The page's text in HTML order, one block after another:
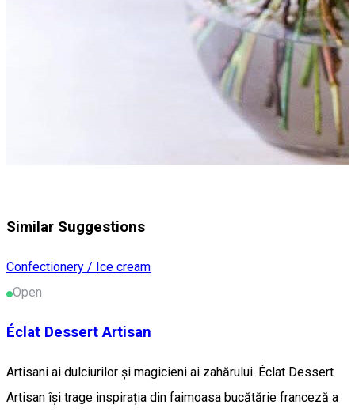
Similar Suggestions
Confectionery / Ice cream
Open
Éclat Dessert Artisan
Artisani ai dulciurilor și magicieni ai zahărului. Éclat Dessert
Artisan își trage inspirația din faimoasa bucătărie franceză a